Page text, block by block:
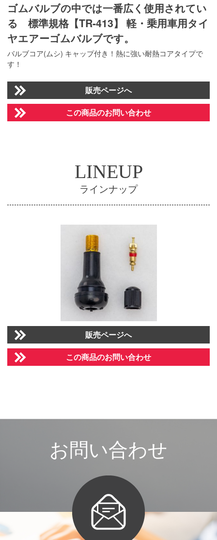
ゴムバルブの中では一番広く使用されてい
る 標準規格【TR-413】 軽・乗用車用タイ
ヤエアーゴムバルブです。
バルブコア(ムシ) キャップ付き！熱に強い耐熱コアタイプで
す！
販売ページへ
この商品のお問い合わせ
LINEUP
ラインナップ
販売ページへ
この商品のお問い合わせ
お 問い合わせ